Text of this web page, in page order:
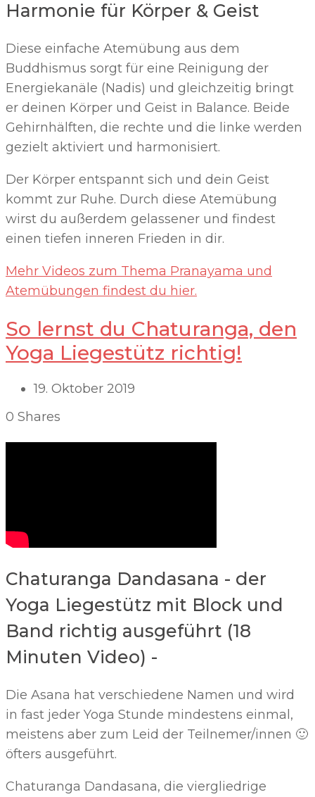
Harmonie für Körper & Geist
Diese einfache Atemübung aus dem
Buddhismus sorgt für eine Reinigung der
Energiekanäle (Nadis) und gleichzeitig bringt
er deinen Körper und Geist in Balance. Beide
Gehirnhälften, die rechte und die linke werden
gezielt aktiviert und harmonisiert.
Der Körper entspannt sich und dein Geist
kommt zur Ruhe. Durch diese Atemübung
wirst du außerdem gelassener und findest
einen tiefen inneren Frieden in dir.
Mehr Videos zum Thema Pranayama und
Atemübungen findest du hier.
So lernst du Chaturanga, den
Yoga Liegestütz richtig!
19. Oktober 2019
0 Shares
Chaturanga Dandasana - der
Yoga Liegestütz mit Block und
Band richtig ausgeführt (18
Minuten Video) -
Die Asana hat verschiedene Namen und wird
in fast jeder Yoga Stunde mindestens einmal,
meistens aber zum Leid der Teilnemer/innen 🙂
öfters ausgeführt.
Chaturanga Dandasana, die viergliedrige